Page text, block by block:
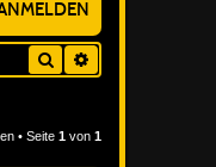
Suche
• Seite 1 von 1